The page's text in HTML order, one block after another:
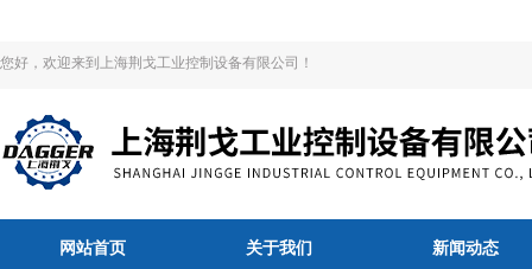
您好，欢迎来到上海荆戈工业控制设备有限公司！
网站首页 关于我们 新闻动态